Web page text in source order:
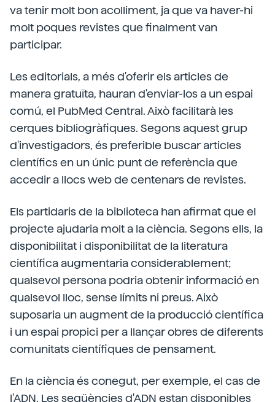
va tenir molt bon acolliment, ja que va haver-hi
molt poques revistes que finalment van
participar.
Les editorials, a més d'oferir els articles de
manera gratuïta, hauran d'enviar-los a un espai
comú, el PubMed Central. Això facilitarà les
cerques bibliogràfiques. Segons aquest grup
d'investigadors, és preferible buscar articles
científics en un únic punt de referència que
accedir a llocs web de centenars de revistes.
Els partidaris de la biblioteca han afirmat que el
projecte ajudaria molt a la ciència. Segons ells, la
disponibilitat i disponibilitat de la literatura
científica augmentaria considerablement;
qualsevol persona podria obtenir informació en
qualsevol lloc, sense límits ni preus. Això
suposaria un augment de la producció científica
i un espai propici per a llançar obres de diferents
comunitats científiques de pensament.
En la ciència és conegut, per exemple, el cas de
l'ADN. Les seqüències d'ADN estan disponibles